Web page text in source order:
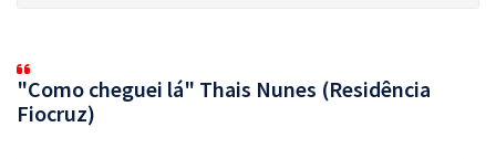
"Como cheguei lá" Thais Nunes (Residência
Fiocruz)